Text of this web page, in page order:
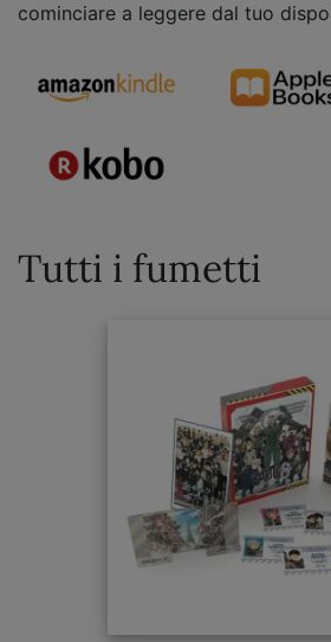
cominciare a leggere dal tuo
Tutti i fumetti